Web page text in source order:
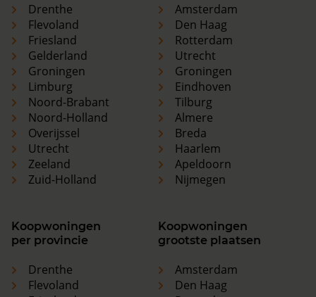
Drenthe
Flevoland
Friesland
Gelderland
Groningen
Limburg
Noord-Brabant
Noord-Holland
Overijssel
Utrecht
Zeeland
Zuid-Holland
Amsterdam
Den Haag
Rotterdam
Utrecht
Groningen
Eindhoven
Tilburg
Almere
Breda
Haarlem
Apeldoorn
Nijmegen
Koopwoningen
per provincie
Drenthe
Flevoland
Koopwoningen
grootste plaatsen
Amsterdam
Den Haag